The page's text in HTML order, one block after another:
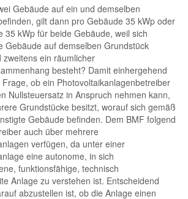
Gebäude auf ein und demselben
gilt dann pro Gebäude 35 kWp oder
35 kWp für beide Gebäude, weil sich
Gebäude auf demselben Grundstück
zweitens ein räumlicher
besteht? Damit einhergehend
ob ein Photovoltaikanlagenbetreiber
Nullsteuersatz in Anspruch nehmen kann,
Grundstücke besitzt, worauf sich gemäß
Gebäude befinden. Dem BMF folgend
auch über mehrere
verfügen, da unter einer
eine autonome, in sich
funktionsfähige, technisch
Anlage zu verstehen ist. Entscheidend
abzustellen ist, ob die Anlage einen